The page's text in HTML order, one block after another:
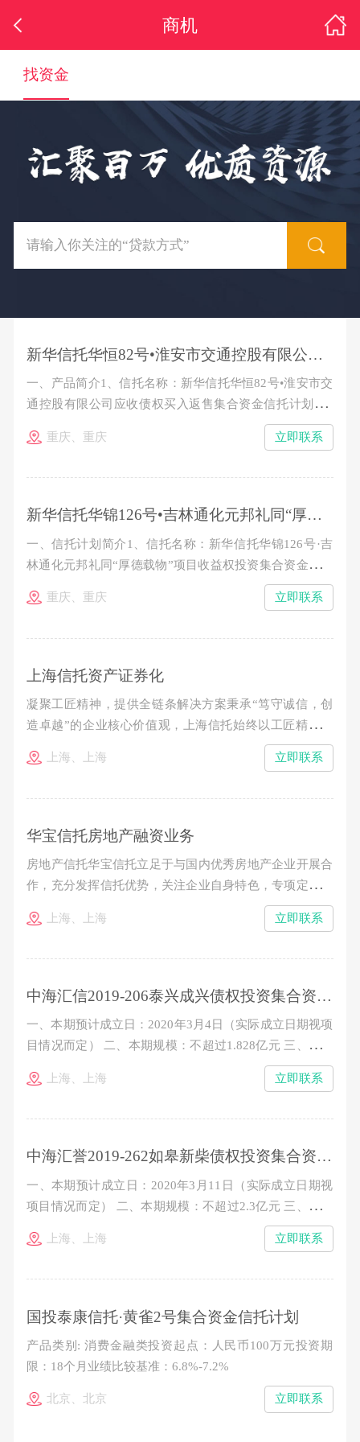
商机
找资金
新华信托华恒82号•淮安市交通控股有限公司应收债权买入返售集合资金信托计划推介公告（第一批次第五期）
一、产品简介1、信托名称：新华信托华恒82号•淮安市交
通控股有限公司应收债权买入返售集合资金信托计划2、
产品期限：1.5年。3、信托规模：4.99亿元，分期发行。
4、预期年收益率：类型 认购金额 期限 预期收益率 信
重庆、重庆 立即联系
新华信托华锦126号•吉林通化元邦礼同“厚德载物”项目收益权投资集合资金信托计划（第三期）推介公告
一、信托计划简介1、信托名称：新华信托华锦126号·吉
林通化元邦礼同“厚德载物”项目收益权投资集合资金信托
计划2、存续期限：从成立日起至2015年11月7日止。3、
本期信托规模：不超过8557万元。4、预期年收益率：
收
重庆、重庆 立即联系
上海信托资产证券化
凝聚工匠精神，提供全链条解决方案秉承“笃守诚信，创
造卓越”的企业核心价值观，上海信托始终以工匠精神打
造资产证券化精品投行业务，立足于公司在资产证券化业
务领域的专业能力和先发优势，逐步构筑起“受托管理-投
上海、上海 立即联系
华宝信托房地产融资业务
房地产信托华宝信托立足于与国内优秀房地产企业开展合
作，充分发挥信托优势，关注企业自身特色，专项定制投
融资计划。华宝信托通过抵质押融资、夹层融资、权益型
融资、房地产信托基金等模式，实现信托机制与企业融资
上海、上海 立即联系
中海汇信2019-206泰兴成兴债权投资集合资金信托计划
一、本期预计成立日：2020年3月4日（实际成立日期视项
目情况而定） 二、本期规模：不超过1.828亿元 三、信托
单位期限：2年 四、认购金额：100万元起，以10万元的
整数倍增加（300万元以下的名额有限，时间优先、额满
上海、上海 立即联系
中海汇誉2019-262如皋新柴债权投资集合资金信托计划
一、本期预计成立日：2020年3月11日（实际成立日期视
项目情况而定） 二、本期规模：不超过2.3亿元 三、信托
单位期限：24个月 四、认购金额：100万元起，以10万元
的整数倍增加（300万元以下的名额有限，时间优先、额
上海、上海 立即联系
国投泰康信托·黄雀2号集合资金信托计划
产品类别: 消费金融类投资起点：人民币100万元投资期
限：18个月业绩比较基准：6.8%-7.2%
北京、北京 立即联系